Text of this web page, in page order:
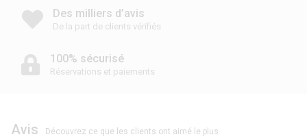
Des milliers d’avis
De la part de clients vérifiés
100% sécurisé
Réservations et paiements
Avis Découvrez ce que les clients ont aimé le plus